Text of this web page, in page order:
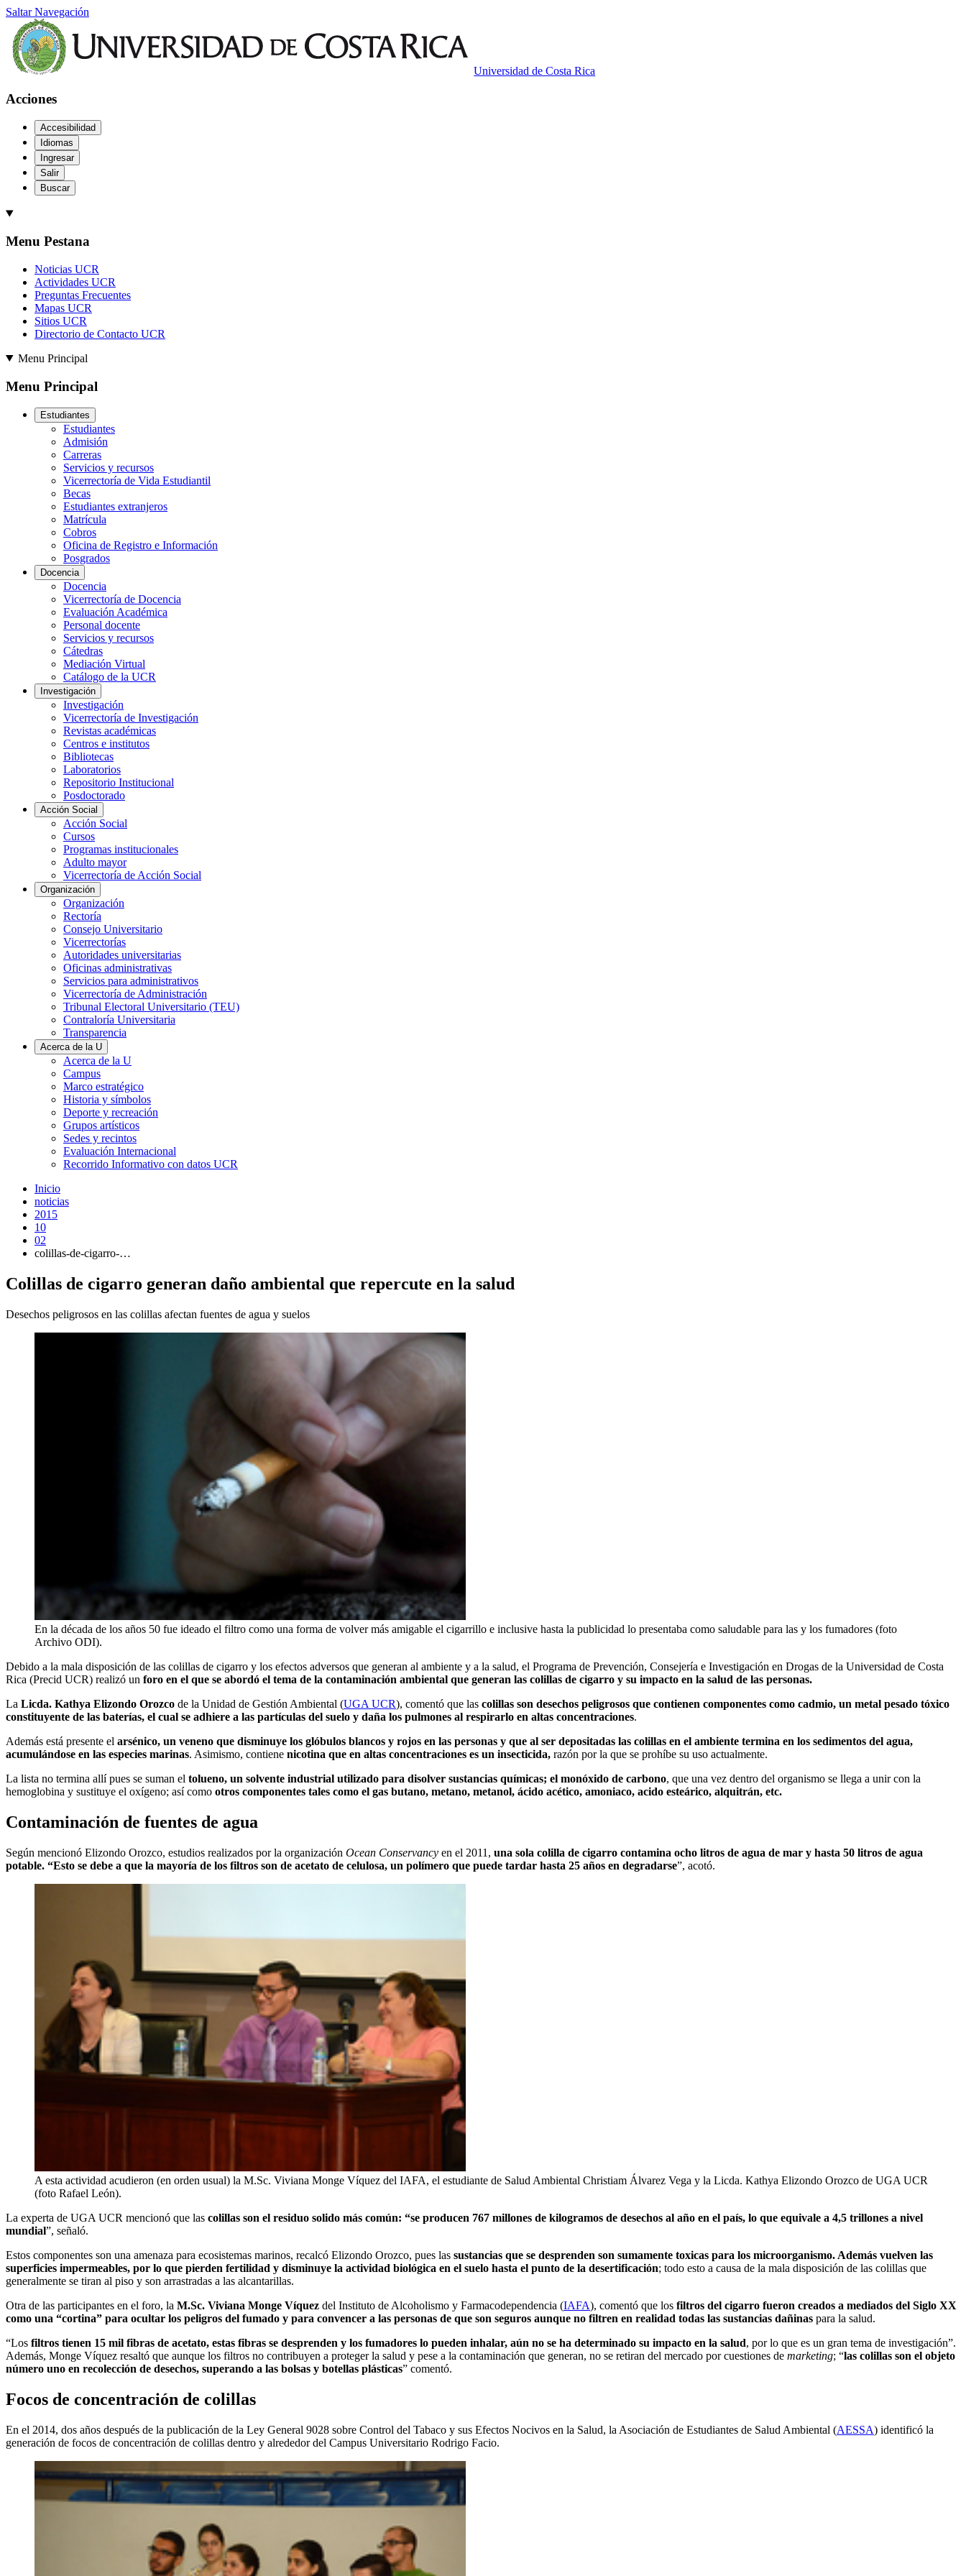
Saltar Navegación
Universidad de Costa Rica
Acciones
Accesibilidad
Idiomas
Ingresar
Salir
Buscar
Menu Pestana
Noticias UCR
Actividades UCR
Preguntas Frecuentes
Mapas UCR
Sitios UCR
Directorio de Contacto UCR
Menu Principal
Menu Principal
Estudiantes
Estudiantes
Admisión
Carreras
Servicios y recursos
Vicerrectoría de Vida Estudiantil
Becas
Estudiantes extranjeros
Matrícula
Cobros
Oficina de Registro e Información
Posgrados
Docencia
Docencia
Vicerrectoría de Docencia
Evaluación Académica
Personal docente
Servicios y recursos
Cátedras
Mediación Virtual
Catálogo de la UCR
Investigación
Investigación
Vicerrectoría de Investigación
Revistas académicas
Centros e institutos
Bibliotecas
Laboratorios
Repositorio Institucional
Posdoctorado
Acción Social
Acción Social
Cursos
Programas institucionales
Adulto mayor
Vicerrectoría de Acción Social
Organización
Organización
Rectoría
Consejo Universitario
Vicerrectorías
Autoridades universitarias
Oficinas administrativas
Servicios para administrativos
Vicerrectoría de Administración
Tribunal Electoral Universitario (TEU)
Contraloría Universitaria
Transparencia
Acerca de la U
Acerca de la U
Campus
Marco estratégico
Historia y símbolos
Deporte y recreación
Grupos artísticos
Sedes y recintos
Evaluación Internacional
Recorrido Informativo con datos UCR
Inicio
noticias
2015
10
02
colillas-de-cigarro-…
Colillas de cigarro generan daño ambiental que repercute en la salud
Desechos peligrosos en las colillas afectan fuentes de agua y suelos
En la década de los años 50 fue ideado el filtro como una forma de volver más amigable el cigarrillo e inclusive hasta la publicidad lo presentaba como saludable para las y los fumadores (foto
Archivo ODI).
Debido a la mala disposición de las colillas de cigarro y los efectos adversos que generan al ambiente y a la salud, el Programa de Prevención, Consejería e Investigación en Drogas de la Universidad de Costa
Rica (Precid UCR) realizó un foro en el que se abordó el tema de la contaminación ambiental que generan las colillas de cigarro y su impacto en la salud de las personas.
La Licda. Kathya Elizondo Orozco de la Unidad de Gestión Ambiental (UGA UCR), comentó que las colillas son desechos peligrosos que contienen componentes como cadmio, un metal pesado tóxico
constituyente de las baterías, el cual se adhiere a las partículas del suelo y daña los pulmones al respirarlo en altas concentraciones.
Además está presente el arsénico, un veneno que disminuye los glóbulos blancos y rojos en las personas y que al ser depositadas las colillas en el ambiente termina en los sedimentos del agua,
acumulándose en las especies marinas. Asimismo, contiene nicotina que en altas concentraciones es un insecticida, razón por la que se prohíbe su uso actualmente.
La lista no termina allí pues se suman el tolueno, un solvente industrial utilizado para disolver sustancias químicas; el monóxido de carbono, que una vez dentro del organismo se llega a unir con la
hemoglobina y sustituye el oxígeno; así como otros componentes tales como el gas butano, metano, metanol, ácido acético, amoniaco, acido esteárico, alquitrán, etc.
Contaminación de fuentes de agua
Según mencionó Elizondo Orozco, estudios realizados por la organización Ocean Conservancy en el 2011, una sola colilla de cigarro contamina ocho litros de agua de mar y hasta 50 litros de agua
potable. “Esto se debe a que la mayoría de los filtros son de acetato de celulosa, un polímero que puede tardar hasta 25 años en degradarse”, acotó.
A esta actividad acudieron (en orden usual) la M.Sc. Viviana Monge Víquez del IAFA, el estudiante de Salud Ambiental Christiam Álvarez Vega y la Licda. Kathya Elizondo Orozco de UGA UCR
(foto Rafael León).
La experta de UGA UCR mencionó que las colillas son el residuo solido más común: “se producen 767 millones de kilogramos de desechos al año en el país, lo que equivale a 4,5 trillones a nivel
mundial”, señaló.
Estos componentes son una amenaza para ecosistemas marinos, recalcó Elizondo Orozco, pues las sustancias que se desprenden son sumamente toxicas para los microorganismo. Además vuelven las
superficies impermeables, por lo que pierden fertilidad y disminuye la actividad biológica en el suelo hasta el punto de la desertificación; todo esto a causa de la mala disposición de las colillas que
generalmente se tiran al piso y son arrastradas a las alcantarillas.
Otra de las participantes en el foro, la M.Sc. Viviana Monge Víquez del Instituto de Alcoholismo y Farmacodependencia (IAFA), comentó que los filtros del cigarro fueron creados a mediados del Siglo XX
como una “cortina” para ocultar los peligros del fumado y para convencer a las personas de que son seguros aunque no filtren en realidad todas las sustancias dañinas para la salud.
“Los filtros tienen 15 mil fibras de acetato, estas fibras se desprenden y los fumadores lo pueden inhalar, aún no se ha determinado su impacto en la salud, por lo que es un gran tema de investigación”.
Además, Monge Víquez resaltó que aunque los filtros no contribuyen a proteger la salud y pese a la contaminación que generan, no se retiran del mercado por cuestiones de marketing; “las colillas son el objeto
número uno en recolección de desechos, superando a las bolsas y botellas plásticas” comentó.
Focos de concentración de colillas
En el 2014, dos años después de la publicación de la Ley General 9028 sobre Control del Tabaco y sus Efectos Nocivos en la Salud, la Asociación de Estudiantes de Salud Ambiental (AESSA) identificó la
generación de focos de concentración de colillas dentro y alrededor del Campus Universitario Rodrigo Facio.